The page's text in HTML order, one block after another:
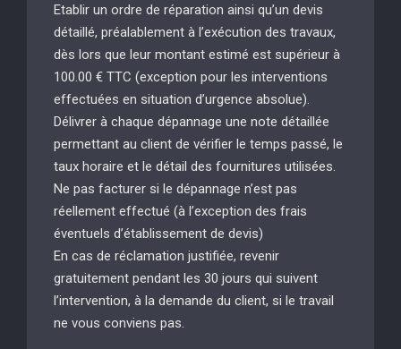
Etablir un ordre de réparation ainsi qu’un devis
détaillé, préalablement à l’exécution des travaux,
dès lors que leur montant estimé est supérieur à
100.00 € TTC (exception pour les interventions
effectuées en situation d’urgence absolue).
Délivrer à chaque dépannage une note détaillée
permettant au client de vérifier le temps passé, le
taux horaire et le détail des fournitures utilisées.
Ne pas facturer si le dépannage n’est pas
réellement effectué (à l’exception des frais
éventuels d’établissement de devis)
En cas de réclamation justifiée, revenir
gratuitement pendant les 30 jours qui suivent
l’intervention, à la demande du client, si le travail
ne vous conviens pas.